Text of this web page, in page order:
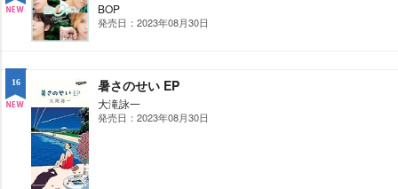
BOP
発売日：2023年08月30日
16 暑さのせい EP
大滝詠一
発売日：2023年08月30日